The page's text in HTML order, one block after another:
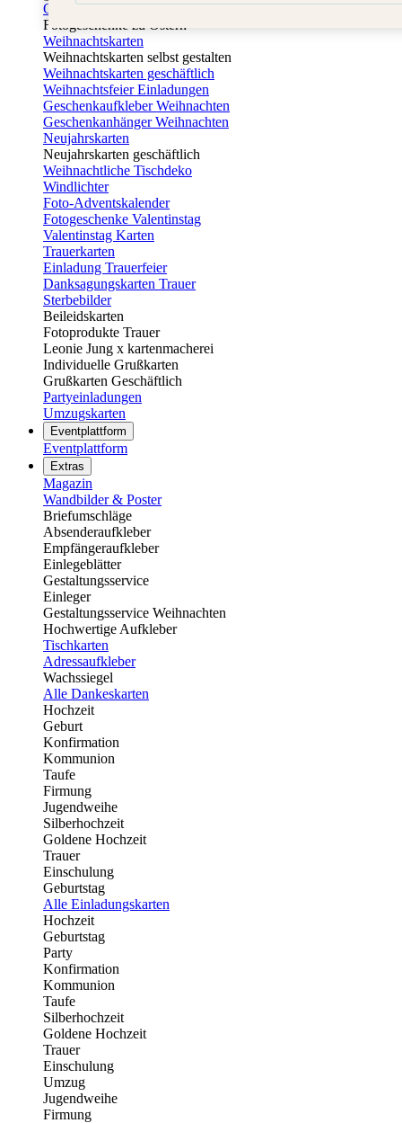
Osterkarten
Fotogeschenke zu Ostern
Weihnachtskarten
Weihnachtskarten selbst gestalten
Weihnachtskarten geschäftlich
Weihnachtsfeier Einladungen
Geschenkaufkleber Weihnachten
Geschenkanhänger Weihnachten
Neujahrskarten
Neujahrskarten geschäftlich
Weihnachtliche Tischdeko
Windlichter
Foto-Adventskalender
Fotogeschenke Valentinstag
Valentinstag Karten
Trauerkarten
Einladung Trauerfeier
Danksagungskarten Trauer
Sterbebilder
Beileidskarten
Fotoprodukte Trauer
Leonie Jung x kartenmacherei
Individuelle Grußkarten
Grußkarten Geschäftlich
Partyeinladungen
Umzugskarten
Eventplattform
Eventplattform
Extras
Magazin
Wandbilder & Poster
Briefumschläge
Absenderaufkleber
Empfängeraufkleber
Einlegeblätter
Gestaltungsservice
Einleger
Gestaltungsservice Weihnachten
Hochwertige Aufkleber
Tischkarten
Adressaufkleber
Wachssiegel
Alle Dankeskarten
Hochzeit
Geburt
Konfirmation
Kommunion
Taufe
Firmung
Jugendweihe
Silberhochzeit
Goldene Hochzeit
Trauer
Einschulung
Geburtstag
Alle Einladungskarten
Hochzeit
Geburtstag
Party
Konfirmation
Kommunion
Taufe
Silberhochzeit
Goldene Hochzeit
Trauer
Einschulung
Umzug
Jugendweihe
Firmung